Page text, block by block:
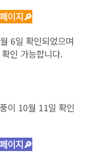
이지🔎
6일 확인되었으며
인 가능합니다.
이 10월 11일 확인
이지🔎